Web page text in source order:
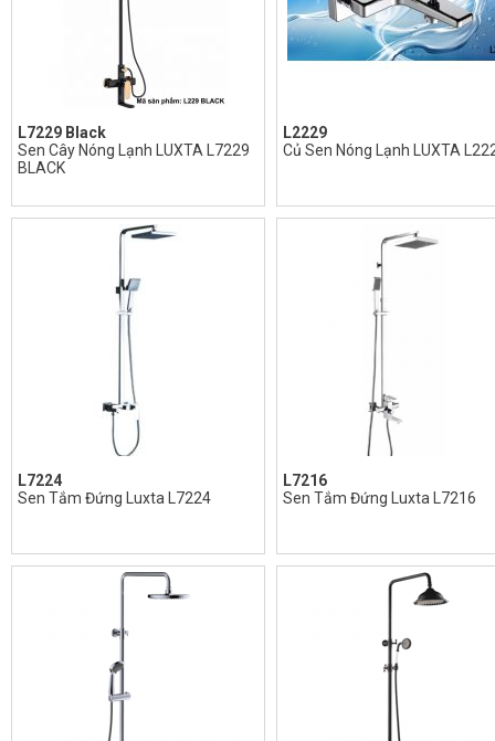
L7229 Black
Sen Cây Nóng Lạnh LUXTA L7229
BLACK
L2229
Củ Sen Nóng Lạnh LUXTA
L7224
Sen Tắm Đứng Luxta L7224
L7216
Sen Tắm Đứng Luxta L7216